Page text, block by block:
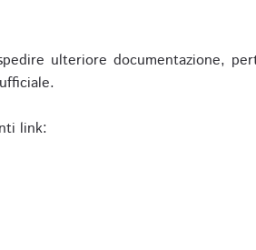
ulteriore documentazione,
link: